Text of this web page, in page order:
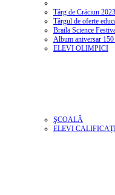
Târg de Crăciun 2023
Târgul de oferte
Braila Science
Album aniversar 150
ELEVI OLIMPICI
ŞCOALĂ
ELEVI